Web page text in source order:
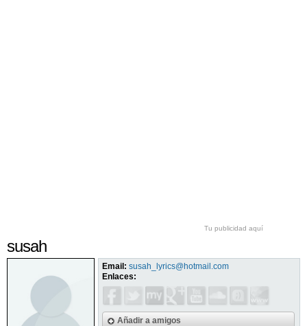
Tu publicidad aquí
susah
Email: susah_lyrics@hotmail.com
Enlaces:
Añadir a amigos